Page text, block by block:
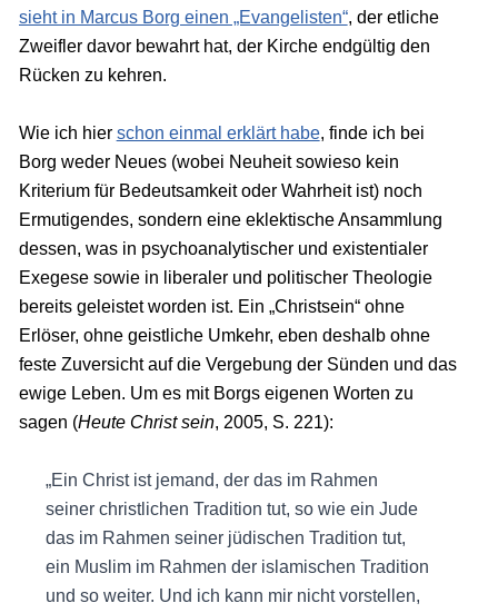
sieht in Marcus Borg einen „Evangelisten“, der etliche
Zweifler davor bewahrt hat, der Kirche endgültig den
Rücken zu kehren.
Wie ich hier schon einmal erklärt habe, finde ich bei
Borg weder Neues (wobei Neuheit sowieso kein
Kriterium für Bedeutsamkeit oder Wahrheit ist) noch
Ermutigendes, sondern eine eklektische Ansammlung
dessen, was in psychoanalytischer und existentialer
Exegese sowie in liberaler und politischer Theologie
bereits geleistet worden ist. Ein „Christsein“ ohne
Erlöser, ohne geistliche Umkehr, eben deshalb ohne
feste Zuversicht auf die Vergebung der Sünden und das
ewige Leben. Um es mit Borgs eigenen Worten zu
sagen (Heute Christ sein, 2005, S. 221):
„Ein Christ ist jemand, der das im Rahmen
seiner christlichen Tradition tut, so wie ein Jude
das im Rahmen seiner jüdischen Tradition tut,
ein Muslim im Rahmen der islamischen Tradition
und so weiter. Und ich kann mir nicht vorstellen,